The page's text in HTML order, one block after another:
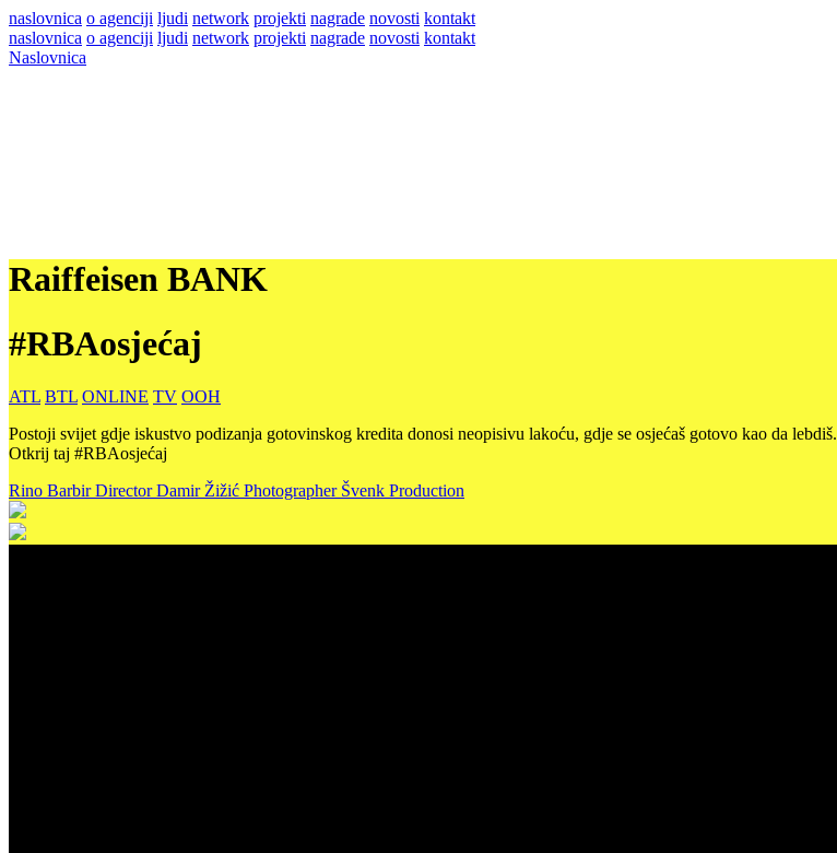
naslovnica o agenciji ljudi network projekti nagrade novosti kontakt
naslovnica o agenciji ljudi network projekti nagrade novosti kontakt
Naslovnica
Raiffeisen BANK
#RBAosjećaj
ATL BTL ONLINE TV OOH
Postoji svijet gdje iskustvo podizanja gotovinskog kredita donosi neopisivu lakoću, gdje se osjećaš gotovo kao da lebdiš.
Otkrij taj #RBAosjećaj
Rino Barbir Director Damir Žižić Photographer Švenk Production